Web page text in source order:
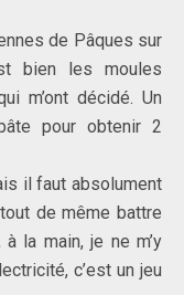
de Pâques sur
bien les moules
m’ont décidé. Un
pour obtenir 2
il faut absolument
de même battre
la main, je ne m’y
c’est un jeu